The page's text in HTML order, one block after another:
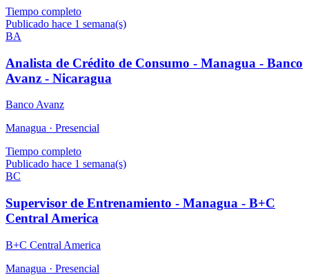
Tiempo completo
Publicado hace 1 semana(s)
BA
Analista de Crédito de Consumo - Managua - Banco
Avanz - Nicaragua
Banco Avanz
Managua · Presencial
Tiempo completo
Publicado hace 1 semana(s)
BC
Supervisor de Entrenamiento - Managua - B+C
Central America
B+C Central America
Managua · Presencial